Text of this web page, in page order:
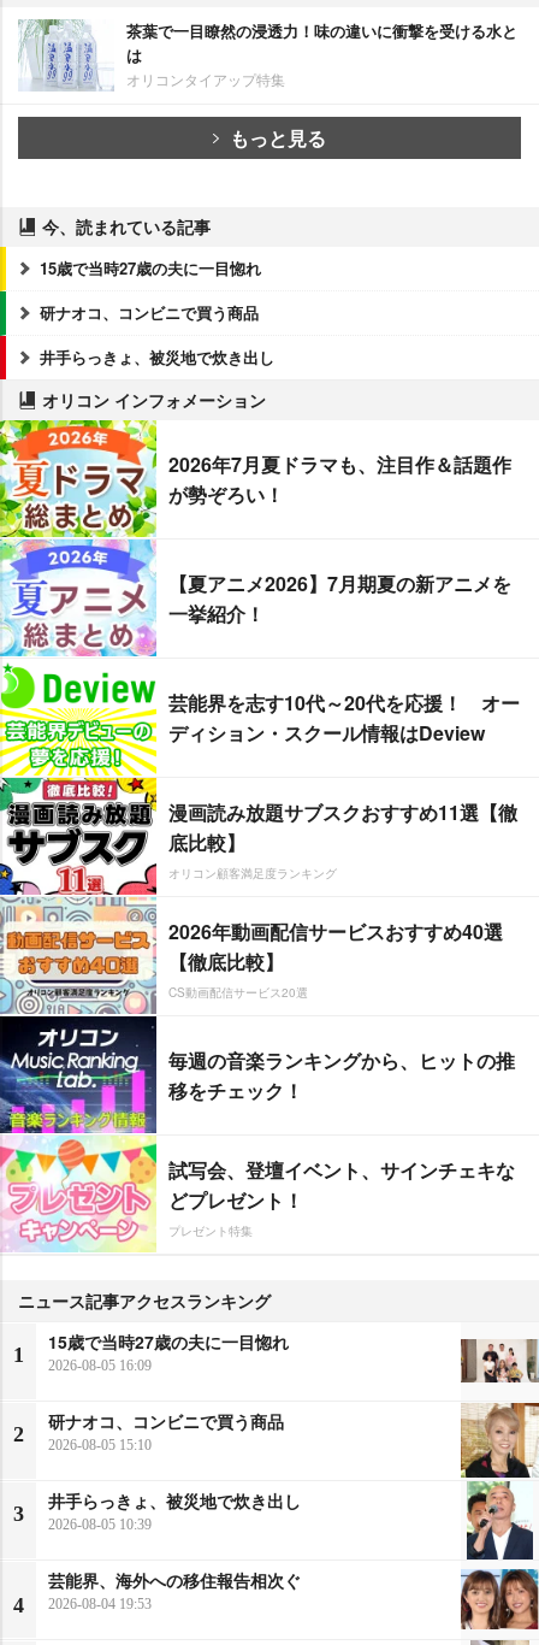
茶葉で一目瞭然の浸透力！味の違いに衝撃を受ける水と
は
オリコンタイアップ特集
もっと見る
今、読まれている記事
15歳で当時27歳の夫に一目惚れ
研ナオコ、コンビニで買う商品
井手らっきょ、被災地で炊き出し
オリコン インフォメーション
2026年7月夏ドラマも、注目作＆話題作
が勢ぞろい！
【夏アニメ2026】7月期夏の新アニメを
一挙紹介！
芸能界を志す10代～20代を応援！ オー
ディション・スクール情報はDeview
漫画読み放題サブスクおすすめ11選【徹
底比較】
オリコン顧客満足度ランキング
2026年動画配信サービスおすすめ40選
【徹底比較】
CS動画配信サービス20選
毎週の音楽ランキングから、ヒットの推
移をチェック！
試写会、登壇イベント、サインチェキな
どプレゼント！
プレゼント特集
ニュース記事アクセスランキング
1
15歳で当時27歳の夫に一目惚れ
2026-08-05 16:09
2
研ナオコ、コンビニで買う商品
2026-08-05 15:10
3
井手らっきょ、被災地で炊き出し
2026-08-05 10:39
4
芸能界、海外への移住報告相次ぐ
2026-08-04 19:53